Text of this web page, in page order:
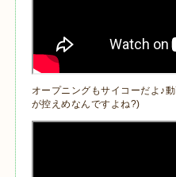
オープニングもサイコーだよ♪
が控えめなんですよね?)